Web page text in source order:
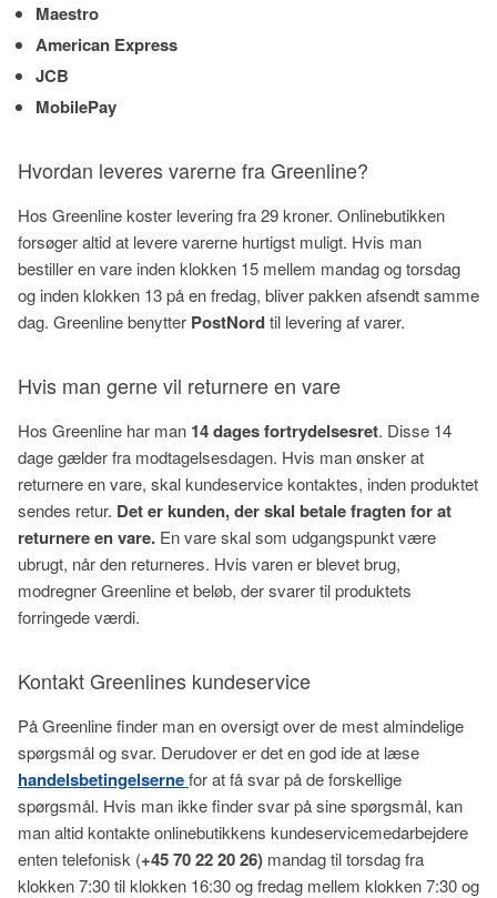
Maestro
American Express
JCB
MobilePay
Hvordan leveres varerne fra Greenline?
Hos Greenline koster levering fra 29 kroner. Onlinebutikken
forsøger altid at levere varerne hurtigst muligt. Hvis man
bestiller en vare inden klokken 15 mellem mandag og torsdag
og inden klokken 13 på en fredag, bliver pakken afsendt samme
dag. Greenline benytter PostNordtil levering af varer.
Hvis man gerne vil returnere en vare
Hos Greenline har man 14 dages fortrydelsesret. Disse 14
dage gælder fra modtagelsesdagen. Hvis man ønsker at
returnere en vare, skal kundeservice kontaktes, inden produktet
sendes retur. Det er kunden, der skal betale fragten for at
returnere en vare. En vare skal som udgangspunkt være
ubrugt, når den returneres. Hvis varen er blevet brug,
modregner Greenline et beløb, der svarer til produktets
forringede værdi.
Kontakt Greenlines kundeservice
På Greenline finder man en oversigt over de mest almindelige
spørgsmål og svar. Derudover er det en god ide at læse
handelsbetingelsernefor at få svar på de forskellige
spørgsmål. Hvis man ikke finder svar på sine spørgsmål, kan
man altid kontakte onlinebutikkens kundeservicemedarbejdere
enten telefonisk (+45 70 22 20 26) mandag til torsdag fra
klokken 7:30 til klokken 16:30 og fredag mellem klokken 7:30 og